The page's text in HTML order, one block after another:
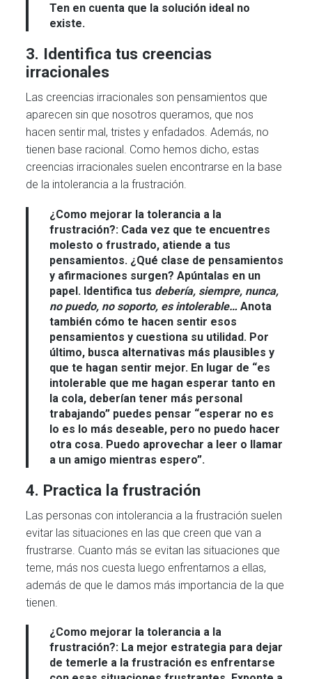
Ten en cuenta que la solución ideal no
existe.
3. Identifica tus creencias
irracionales
Las creencias irracionales son pensamientos que
aparecen sin que nosotros queramos, que nos
hacen sentir mal, tristes y enfadados. Además, no
tienen base racional. Como hemos dicho, estas
creencias irracionales suelen encontrarse en la base
de la intolerancia a la frustración.
¿Como mejorar la tolerancia a la
frustración?: Cada vez que te encuentres
molesto o frustrado, atiende a tus
pensamientos. ¿Qué clase de pensamientos
y afirmaciones surgen? Apúntalas en un
papel. Identifica tus debería, siempre, nunca,
no puedo, no soporto, es intolerable… Anota
también cómo te hacen sentir esos
pensamientos y cuestiona su utilidad. Por
último, busca alternativas más plausibles y
que te hagan sentir mejor. En lugar de “es
intolerable que me hagan esperar tanto en
la cola, deberían tener más personal
trabajando” puedes pensar “esperar no es
lo es lo más deseable, pero no puedo hacer
otra cosa. Puedo aprovechar a leer o llamar
a un amigo mientras espero”.
4. Practica la frustración
Las personas con intolerancia a la frustración suelen
evitar las situaciones en las que creen que van a
frustrarse. Cuanto más se evitan las situaciones que
teme, más nos cuesta luego enfrentarnos a ellas,
además de que le damos más importancia de la que
tienen.
¿Como mejorar la tolerancia a la
frustración?: La mejor estrategia para dejar
de temerle a la frustración es enfrentarse